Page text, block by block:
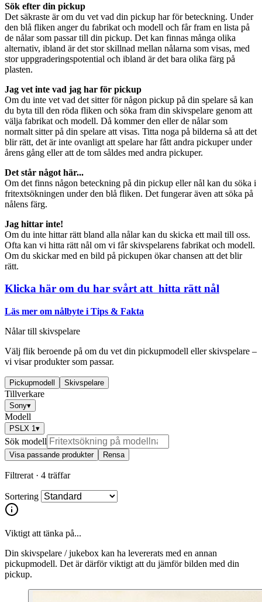
Sök efter din pickup
Det säkraste är om du vet vad din pickup har för beteckning. Under
den blå fliken anger du fabrikat och modell och får fram en lista på
de nålar som passar till din pickup. Det kan finnas många olika
alternativ, ibland är det stor skillnad mellan nålarna som visas, med
stor uppgraderingspotential och ibland är det bara olika färg på
plasten.
Jag vet inte vad jag har för pickup
Om du inte vet vad det sitter för någon pickup på din spelare så kan
du byta till den röda fliken och söka fram din skivspelare genom att
välja fabrikat och modell. Då kommer den eller de nålar som
normalt sitter på din spelare att visas. Titta noga på bilderna så att det
blir rätt, det är inte ovanligt att spelare har fått andra pickuper under
årens gång eller att de tom såldes med andra pickuper.
Det står något här...
Om det finns någon beteckning på din pickup eller nål kan du söka i
fritextsökningen under den blå fliken. Det fungerar även att söka på
nålens färg.
Jag hittar inte!
Om du inte hittar rätt bland alla nålar kan du skicka ett mail till oss.
Ofta kan vi hitta rätt nål om vi får skivspelarens fabrikat och modell.
Om du skickar med en bild på pickupen ökar chansen att det blir
rätt.
Klicka här om du har svårt att hitta rätt nål
Läs mer om nålbyte i Tips & Fakta
Nålar till skivspelare
Välj flik beroende på om du vet din pickupmodell eller skivspelare –
vi visar produkter som passar.
Pickupmodell Skivspelare
Tillverkare
Sony▾
Modell
PSLX 1▾
Sök modell
Visa passande produkter Rensa
Filtrerat · 4 träffar
Sortering
Viktigt att tänka på...
Din skivspelare / jukebox kan ha levererats med en annan
pickupmodell. Det är därför viktigt att du jämför bilden med din
pickup.